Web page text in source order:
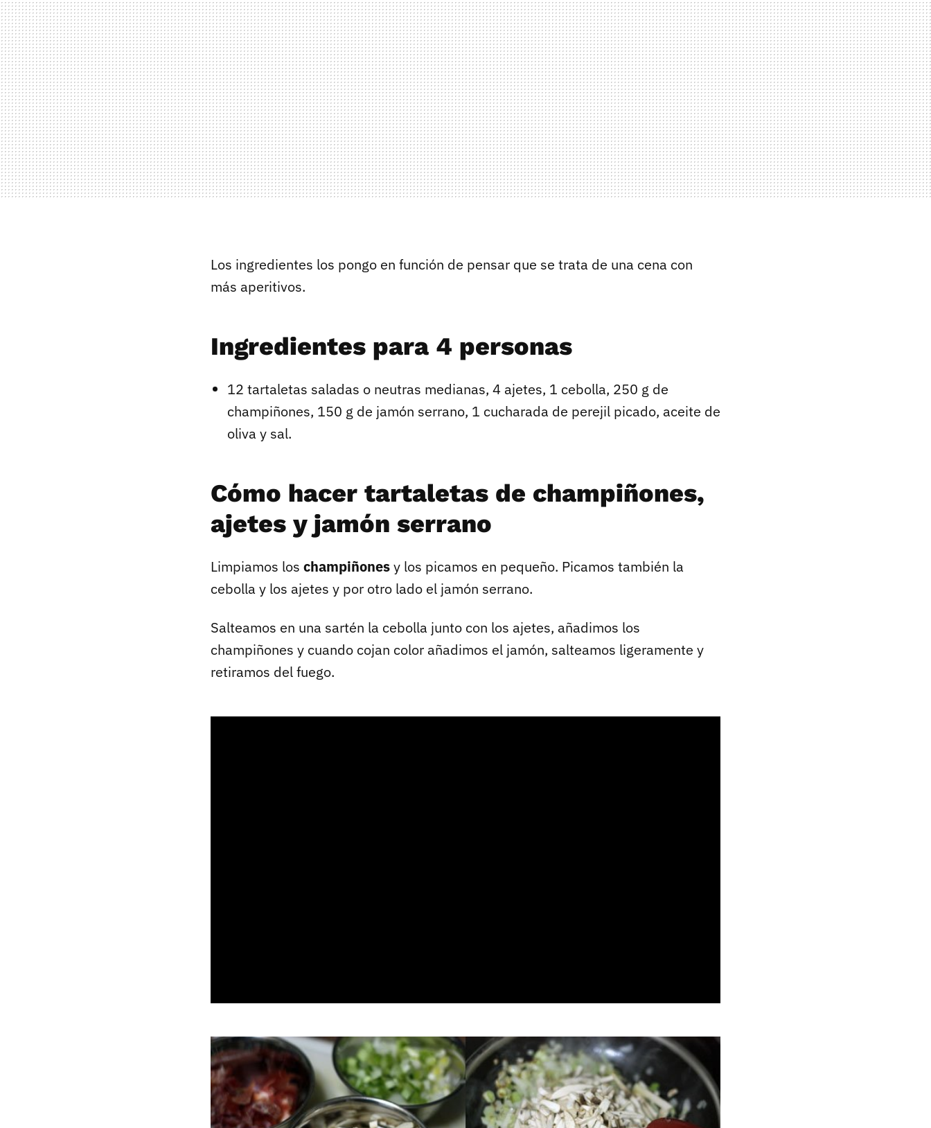
Los ingredientes los pongo en función de pensar que se trata de una cena con
más aperitivos.
Ingredientes para 4 personas
12 tartaletas saladas o neutras medianas, 4 ajetes, 1 cebolla, 250 g de
champiñones, 150 g de jamón serrano, 1 cucharada de perejil picado, aceite de
oliva y sal.
Cómo hacer tartaletas de champiñones,
ajetes y jamón serrano
Limpiamos los champiñonesy los picamos en pequeño. Picamos también la
cebolla y los ajetes y por otro lado el jamón serrano.
Salteamos en una sartén la cebolla junto con los ajetes, añadimos los
champiñones y cuando cojan color añadimos el jamón, salteamos ligeramente y
retiramos del fuego.